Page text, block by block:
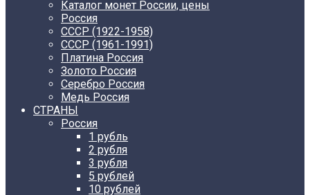
Каталог монет России, цены
Россия
СССР (1922-1958)
CCCР (1961-1991)
Платина Россия
Золото Россия
Серебро Россия
Медь Россия
СТРАНЫ
Россия
1 рубль
2 рубля
3 рубля
5 рублей
10 рублей